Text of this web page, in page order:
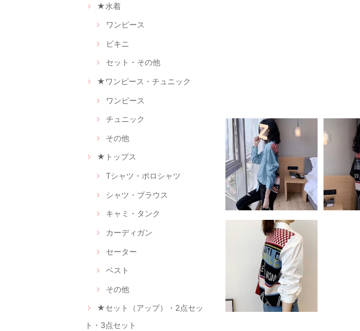
★水着
ワンピース
ビキニ
セット・その他
★ワンピース・チュニック
ワンピース
チュニック
その他
★トップス
Tシャツ・ポロシャツ
シャツ・ブラウス
キャミ・タンク
カーディガン
セーター
ベスト
その他
★セット（アップ）・2点セッ
ト・3点セット